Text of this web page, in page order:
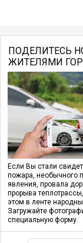
ПОДЕЛИТЕСЬ
ЖИТЕЛЯМИ
Если Вы стали
пожара, необычного
явления, провала
прорыва
этом в ленте
Загружайте
специальную форму.